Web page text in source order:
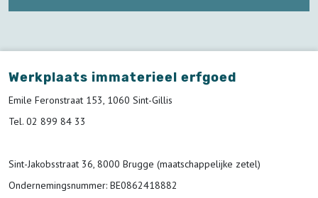
Werkplaats immaterieel erfgoed
Emile Feronstraat 153, 1060 Sint-Gillis
Tel. 02 899 84 33
Sint-Jakobsstraat 36, 8000 Brugge (maatschappelijke zetel)
Ondernemingsnummer: BE0862418882